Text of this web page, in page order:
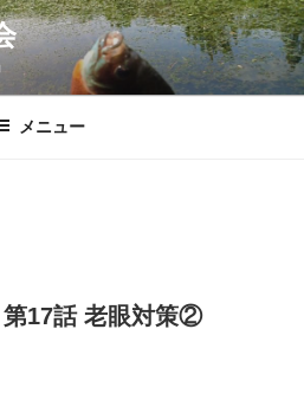
メニュー
第17話 老眼対策②